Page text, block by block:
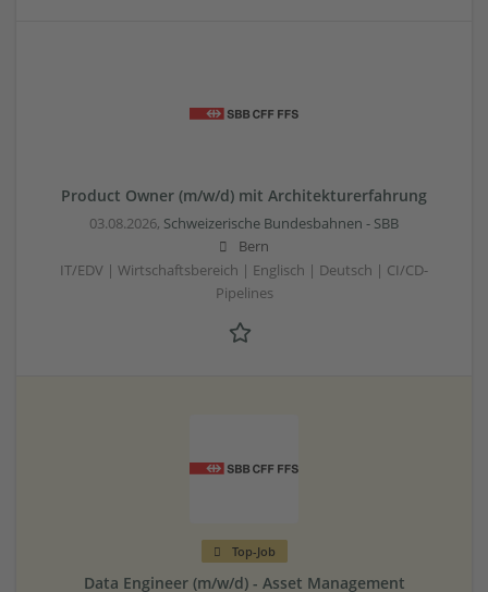
Product Owner (m/w/d) mit Architekturerfahrung
03.08.2026, Schweizerische Bundesbahnen - SBB
Bern
IT/EDV | Wirtschaftsbereich | Englisch | Deutsch | CI/CD-
Pipelines
Top-Job
Data Engineer (m/w/d) - Asset Management